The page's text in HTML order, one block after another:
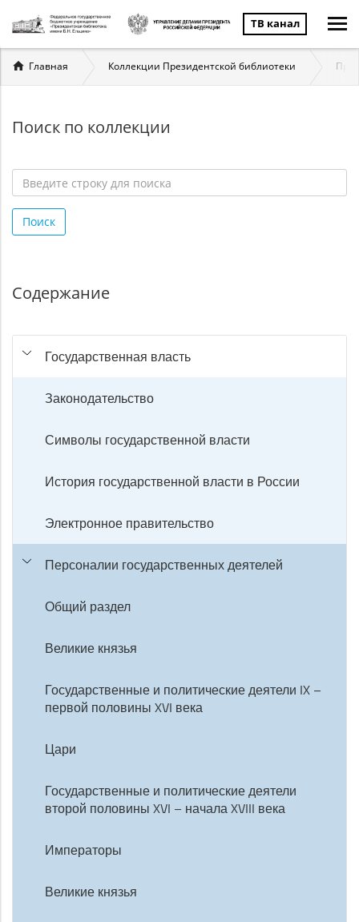
ТВ канал
Вы
здесь
Главная Коллекции Президентской библиотеки
Поиск по коллекции
строку
для
Поиск
Содержание
Государственная власть
Законодательство
Символы государственной власти
История государственной власти в России
Электронное правительство
Персоналии государственных деятелей
Общий раздел
Великие князья
Государственные и политические деятели IX –
первой половины XVI века
Цари
Государственные и политические деятели
второй половины XVI – начала XVIII века
Императоры
Великие князья